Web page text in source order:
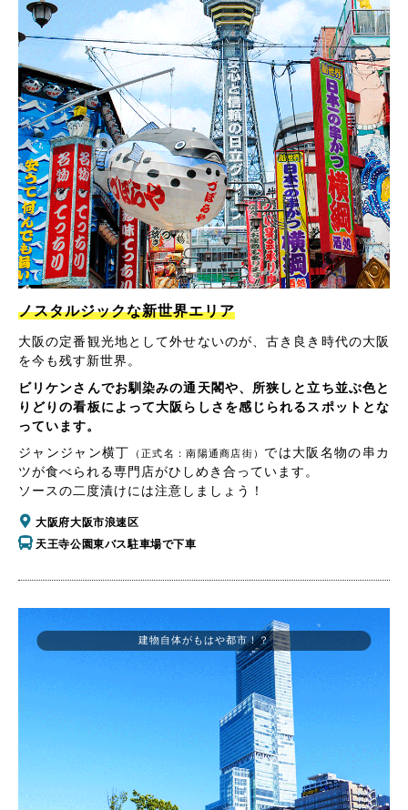
ノスタルジックな新世界エリア
大阪の定番観光地として外せないのが、古き良き時代の大阪
を今も残す新世界。
ビリケンさんでお馴染みの通天閣や、所狭しと立ち並ぶ色と
りどりの看板によって大阪らしさを感じられるスポットとな
っています。
ジャンジャン横丁
（正式名：南陽通商店街） では大阪名物の串カ
ツが食べられる専門店がひしめき合っています。
ソースの二度漬けには注意しましょう！
大阪府大阪市浪速区
天王寺公園東バス駐車場で下車
建物自体がもはや都市！？